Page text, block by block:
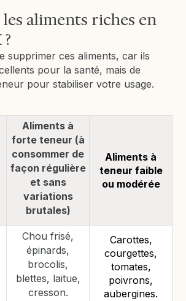
aliments riches en
supprimer ces aliments, car ils
pour la santé, mais de
pour stabiliser votre usage.
Aliments à
forte teneur (à
consommer de
façon régulière
et sans
variations
brutales)
Aliments à
teneur faible
ou modérée
Chou frisé,
épinards,
brocolis,
blettes, laitue,
cresson.
Carottes,
courgettes,
tomates,
poivrons,
aubergines.